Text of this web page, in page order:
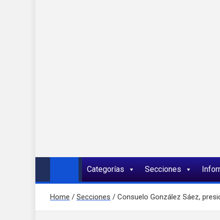
Categorías Secciones
Home Secciones Consuelo González Sáez,